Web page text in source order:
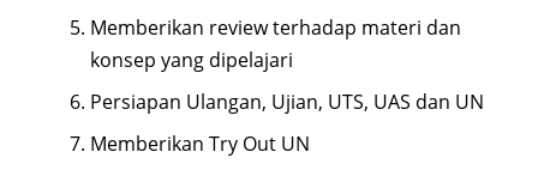
Memberikan review terhadap materi dan
konsep yang dipelajari
Persiapan Ulangan, Ujian, UTS, UAS dan UN
Memberikan Try Out UN